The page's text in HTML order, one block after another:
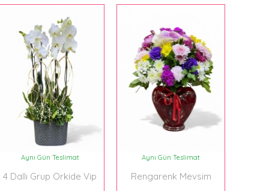
Aynı Gün Teslimat
4 Dallı Grup Orkide Vip
Aynı Gün Teslimat
Rengarenk Mevsim